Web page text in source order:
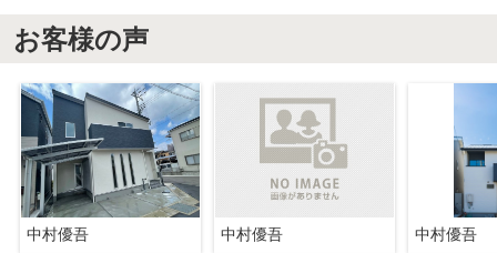
お客様の声
中村優吾 中村優吾 中村優吾